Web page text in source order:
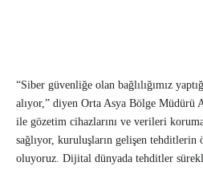
“Siber güvenliğe olan bağlılığımız
alıyor,” diyen Orta Asya Bölge Müdürü
ile gözetim cihazlarını ve verileri
sağlıyor, kuruluşların gelişen tehditlerin
oluyoruz. Dijital dünyada tehditler